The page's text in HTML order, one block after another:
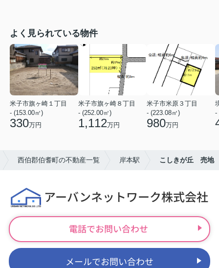
よく見られている物件
米子市旗ヶ崎１丁目
- (153.00㎡)
330万円
米子市旗ヶ崎８丁目
- (252.00㎡)
1,112万円
米子市米原３丁目
- (223.08㎡)
980万円
-
西伯郡伯耆町の不動産一覧 岸本駅 こしきが丘 売地
アーバンネットワーク株式会社
電話でお問い合わせ
メールでお問い合わせ